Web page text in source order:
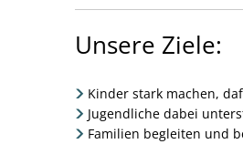
Unsere Ziele:
Kinder stark machen,
Jugendliche dabei
Familien begleiten und